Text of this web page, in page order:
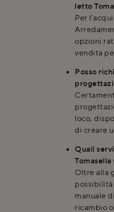
letto
Per
opzioni
vendita
Posso
loco,
di creare
Quali
Oltre alla
possibilità
manuale
ricambio